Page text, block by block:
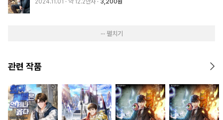
··· 펼치기
관련 작품